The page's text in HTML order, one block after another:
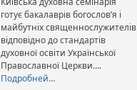
готує бакалаврів богослов’я і
майбутніх священнослужителів
відповідно до стандартів
духовної освіти Української
Православної Церкви….
Подробней…